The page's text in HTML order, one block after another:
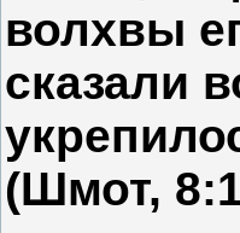
волхвы
сказали
(Шмот,